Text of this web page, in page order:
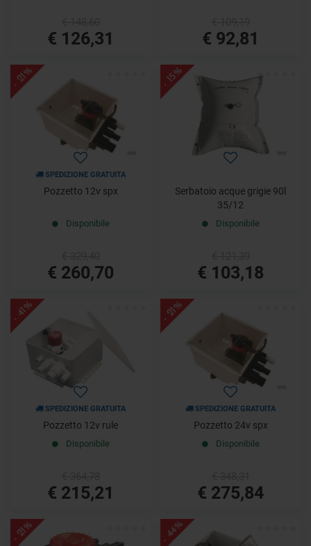
€ 126,31 € 92,81
- 21%
SPEDIZIONE GRATUITA
Pozzetto 12v spx
Disponibile
€ 260,70
- 15%
Serbatoio acque grigie 90l
35/12
Disponibile
€ 103,18
- 41%
SPEDIZIONE GRATUITA
Pozzetto 12v rule
Disponibile
€ 215,21
- 21%
SPEDIZIONE GRATUITA
Pozzetto 24v spx
Disponibile
€ 275,84
- 21% - 44%